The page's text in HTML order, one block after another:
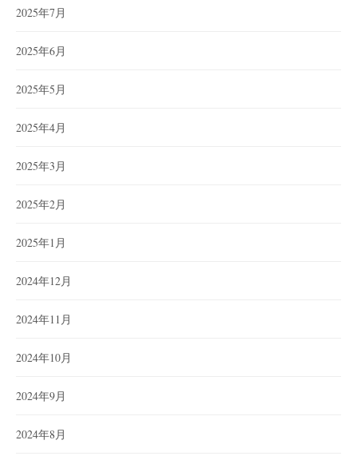
2025年7月
2025年6月
2025年5月
2025年4月
2025年3月
2025年2月
2025年1月
2024年12月
2024年11月
2024年10月
2024年9月
2024年8月